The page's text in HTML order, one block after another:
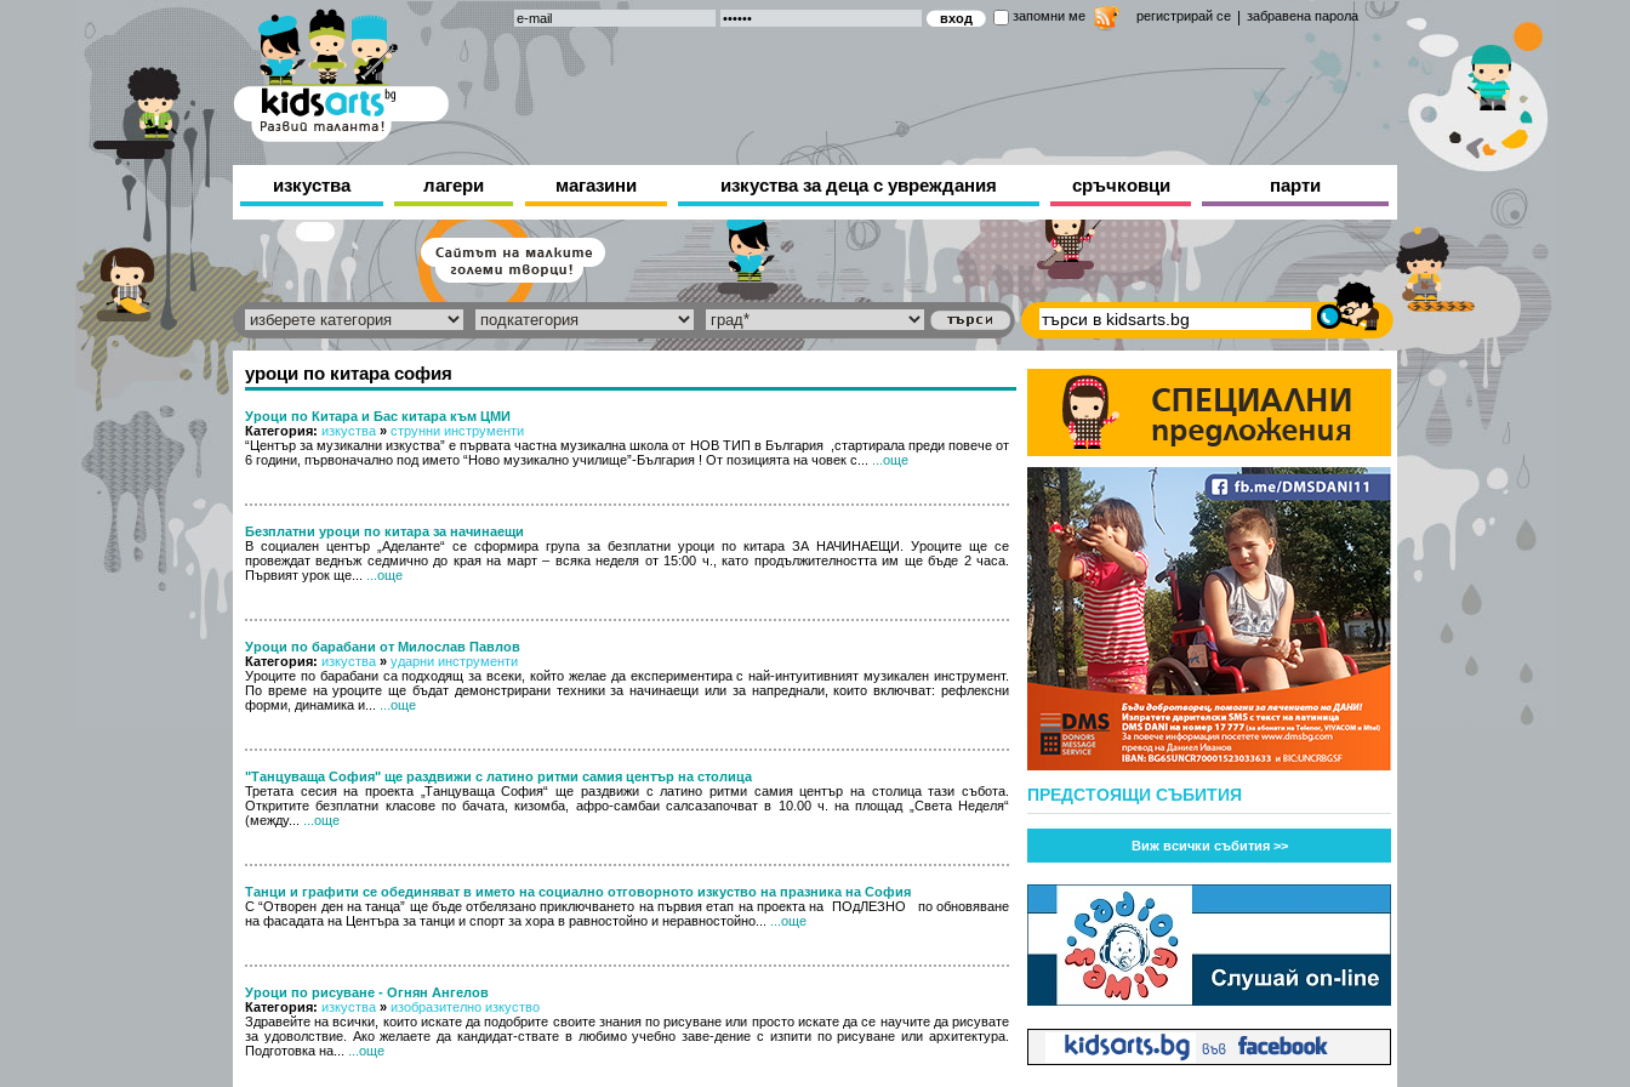
запомни ме регистрирай се забравена парола
изкуства лагери магазини изкуства за деца с увреждания сръчковци парти
уроци по китара софия
Уроци по Китара и Бас китара към ЦМИ
Категория: изкуства » струнни инструменти
“Център за музикални изкуства” е първата частна музикална школа от НОВ ТИП в България ,стартирала преди повече от
6 години, първоначално под името “Ново музикално училище”-България ! От позицията на човек с...
...още
Безплатни уроци по китара за начинаещи
В социален център „Аделанте“ се сформира група за безплатни уроци по китара ЗА НАЧИНАЕЩИ. Уроците ще се
провеждат веднъж седмично до края на март – всяка неделя от 15:00 ч., като продължителността им ще бъде 2 часа.
Първият урок ще...
...още
Уроци по барабани от Милослав Павлов
Категория: изкуства » ударни инструменти
Уроците по барабани са подходящ за всеки, който желае да експериментира с най-интуитивният музикален инструмент.
По време на уроците ще бъдат демонстрирани техники за начинаещи или за напреднали, които включват: рефлексни
форми, динамика и...
...още
"Танцуваща София" ще раздвижи с латино ритми самия център на столица
Третата сесия на проекта „Танцуваща София“ ще раздвижи с латино ритми самия център на столица тази събота.
Откритите безплатни класове по бачата, кизомба, афро-самбаи салсазапочват в 10.00 ч. на площад „Света Неделя“
(между...
...още
Танци и графити се обединяват в името на социално отговорното изкуство на празника на София
С “Отворен ден на танца” ще бъде отбелязано приключването на първия етап на проекта на ПОдЛЕЗНО по обновяване
на фасадата на Центъра за танци и спорт за хора в равностойно и неравностойно...
...още
Уроци по рисуване - Огнян Ангелов
Категория: изкуства » изобразително изкуство
Здравейте на всички, които искате да подобрите своите знания по рисуване или просто искате да се научите да рисувате
за удоволствие. Ако желаете да кандидат-ствате в любимо учебно заве-дение с изпити по рисуване или архитектура.
Подготовка на...
...още
ПРЕДСТОЯЩИ СЪБИТИЯ
Виж всички събития >>